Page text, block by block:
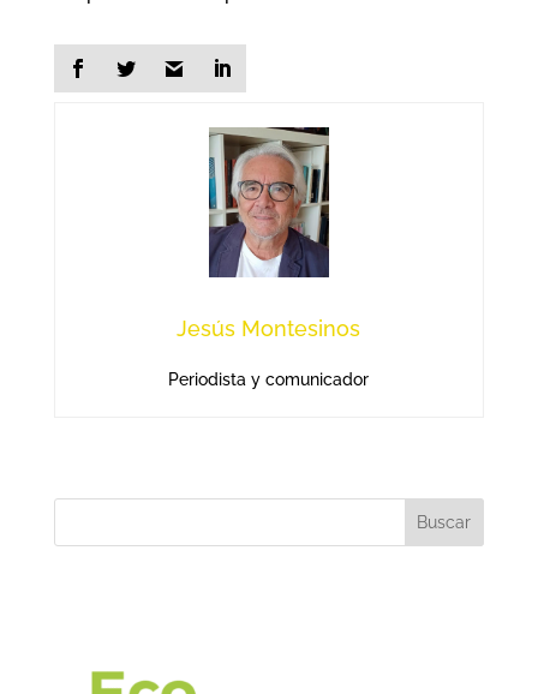
Jesús Montesinos
Periodista y comunicador
Buscar